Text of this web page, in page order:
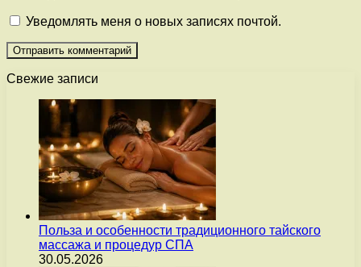
Уведомлять меня о новых записях почтой.
Свежие записи
Польза и особенности традиционного тайского
массажа и процедур СПА
30.05.2026